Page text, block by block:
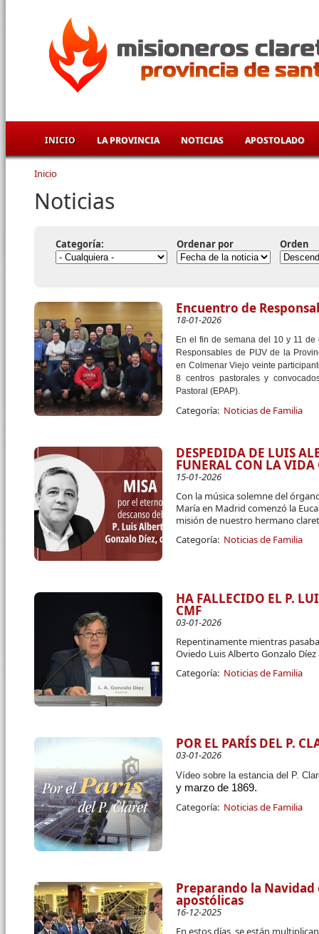
INICIO LA PROVINCIA NOTICIAS APOSTOLADO
Se encuentra usted aquí
Inicio
Noticias
Categoría: Ordenar por Orden
Encuentro de
18-01-2026
En el fin de semana del 10 y 11
Responsables de PIJV de la
en Colmenar Viejo veinte
8 centros pastorales y
Pastoral (EPAP).
Categoría: Noticias de Familia
DESPEDIDA DE LUIS
FUNERAL CON LA VIDA
15-01-2026
Con la música solemne del
María en Madrid comenzó la
misión de nuestro hermano
Categoría: Noticias de Familia
HA FALLECIDO EL P.
CMF
03-01-2026
Repentinamente mientras
Oviedo Luis Alberto Gonzalo
Categoría: Noticias de Familia
POR EL PARÍS DEL P.
03-01-2026
Vídeo sobre la estancia del P.
y marzo de 1869.
Categoría: Noticias de Familia
Preparando la
apostólicas
16-12-2025
En estos días, se están